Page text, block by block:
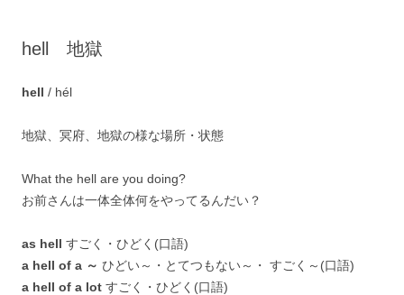
hell 地獄
hell / hél
地獄、冥府、地獄の様な場所・状態
What the hell are you doing?
お前さんは一体全体何をやってるんだい？
as hell すごく・ひどく(口語)
a hell of a ～ ひどい～・とてつもない～・ すごく～(口語)
a hell of a lot すごく・ひどく(口語)